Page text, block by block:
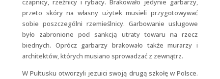
czapnicy, rzeźnicy i rybacy. Brakowało jedynie garbarzy,
przeto skóry na własny użytek musieli przygotowywać
sobie poszczególni rzemieślnicy. Garbowanie usługowe
było zabronione pod sankcją utraty towaru na rzecz
biednych. Oprócz garbarzy brakowało także murarzy i
architektów, których musiano sprowadzać z zewnątrz.
W Pułtusku otworzyli jezuici swoją drugą szkołę w Polsce.